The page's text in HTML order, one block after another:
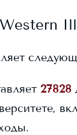
Western
27828